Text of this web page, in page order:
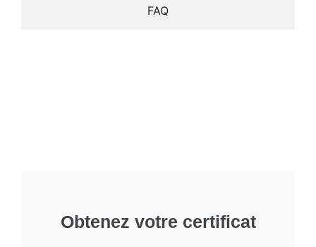
FAQ
Obtenez votre certificat